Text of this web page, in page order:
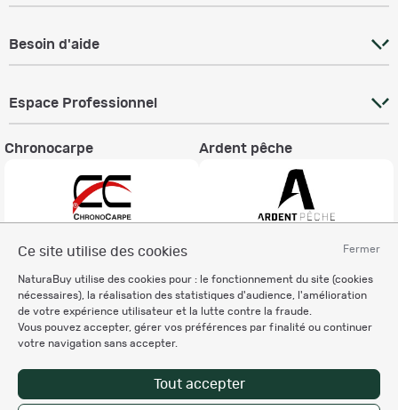
Fermer
Ce site utilise des cookies
NaturaBuy utilise des cookies pour : le fonctionnement du site (cookies
nécessaires), la réalisation des statistiques d'audience, l'amélioration
de votre expérience utilisateur et la lutte contre la fraude.
Vous pouvez accepter, gérer vos préférences par finalité ou continuer
votre navigation sans accepter.
Tout accepter
Besoin d'aide
Espace Professionnel
Chronocarpe Ardent pêche
Charte éthique
Mentions légales
Règlement & Conditions d'utilisation
Politique de protection
des données personnelles
Personnalisation des cookies